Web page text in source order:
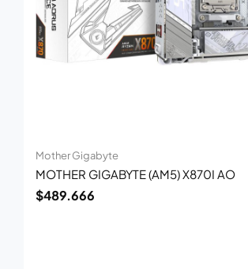
Mother Gigabyte
MOTHER GIGABYTE (AM5) X870I AO
$489.666